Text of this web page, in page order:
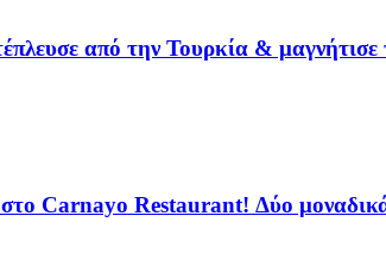
από την Τουρκία & μαγνήτισε
Carnayo Restaurant! Δύο